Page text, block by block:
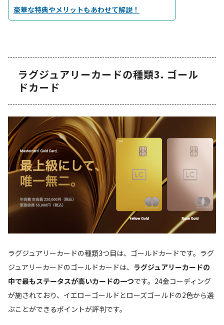
豪華な特典やメリットもあわせて解説！
ラグジュアリーカードの種類3. ゴール
ドカード
ラグジュアリーカードの種類3つ目は、ゴールドカードです。ラグ
ジュアリーカードのゴールドカードは、 ラグジュアリーカードの
中で最もステータスが高いカードの一つです。24金コーディング
が施されており、イエローゴールドとローズゴールドの2色から選
ぶことができるポイントが評判です。